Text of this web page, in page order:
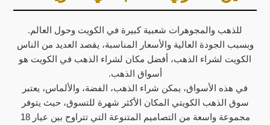
للذهب والمجوهرات شعبية كبيرة في الكويت وحول العالم.
وبسبب الجودة العالية والأسعار المناسبة، يقصد العديد من الناس
الكويت لشراء الذهب، أفضل مكان لشراء الذهب في الكويت هو
أسواق الذهب.
في هذه الأسواق، يمكن شراء الذهب، الفضة، والألماس، يعتبر
سوق الذهب الكويتي المكان الأكثر شهرة للتسوق، حيث يتوفر
مجموعة واسعة من التصاميم المتنوعة التي تتراوح بين عيار 18